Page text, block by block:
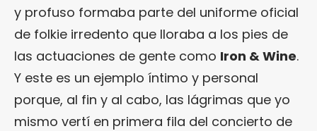
y profuso formaba parte del uniforme oficial
de folkie irredento que lloraba a los pies de
las actuaciones de gente como Iron & Wine.
Y este es un ejemplo íntimo y personal
porque, al fin y al cabo, las lágrimas que yo
mismo vertí en primera fila del concierto de